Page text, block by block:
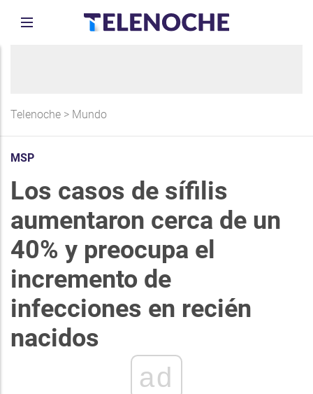
Telenoche > Mundo
MSP
Los casos de sífilis
aumentaron cerca de un
40% y preocupa el
incremento de
infecciones en recién
nacidos
ad